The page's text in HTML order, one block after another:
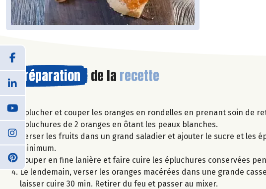
Préparation de la recette
Eplucher et couper les oranges en rondelles en prenant soin de
épluchures de 2 oranges en ôtant les peaux blanches.
Verser les fruits dans un grand saladier et ajouter le sucre et les
minimum.
Couper en fine lanière et faire cuire les épluchures conservées
Le lendemain, verser les oranges macérées dans une grande
laisser cuire 30 min. Retirer du feu et passer au mixer.